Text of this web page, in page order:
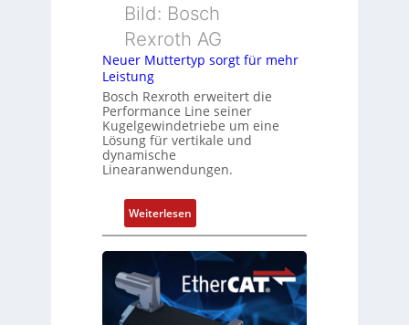
n
u
d
Z
u
t
a
n
d
s
ü
b
e
k
m
b
n
i
e
P
o
s
i
t
i
o
Bild: Bosch
Rexroth AG
Neuer Muttertyp sorgt für mehr
Leistung
Bosch Rexroth erweitert die
Performance Line seiner
Kugelgewindetriebe um eine
Lösung für vertikale und
dynamische
Linearanwendungen.
Weiterlesen:
N
e
e
r